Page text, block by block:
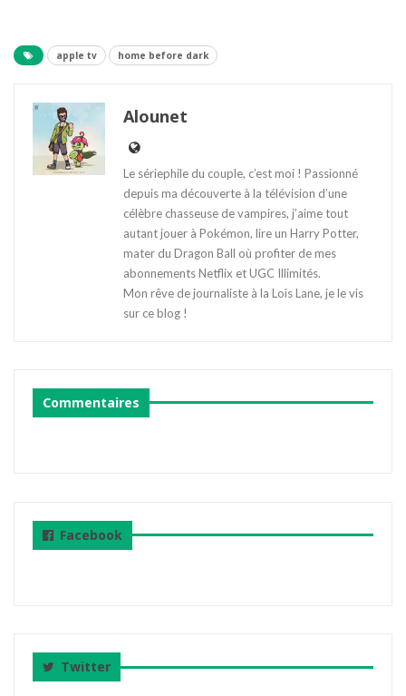
apple tv home before dark
Alounet
Le sériephile du couple, c’est moi ! Passionné
depuis ma découverte à la télévision d’une
célèbre chasseuse de vampires, j’aime tout
autant jouer à Pokémon, lire un Harry Potter,
mater du Dragon Ball où profiter de mes
abonnements Netflix et UGC Illimités.
Mon rêve de journaliste à la Lois Lane, je le vis
sur ce blog !
Commentaires
Facebook
Twitter